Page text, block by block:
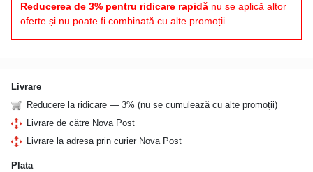
Reducerea de 3% pentru ridicare rapidă nu se aplică altor
oferte și nu poate fi combinată cu alte promoții
Livrare
Reducere la ridicare — 3% (nu se cumulează cu alte promoții)
Livrare de către Nova Post
Livrare la adresa prin curier Nova Post
Plata